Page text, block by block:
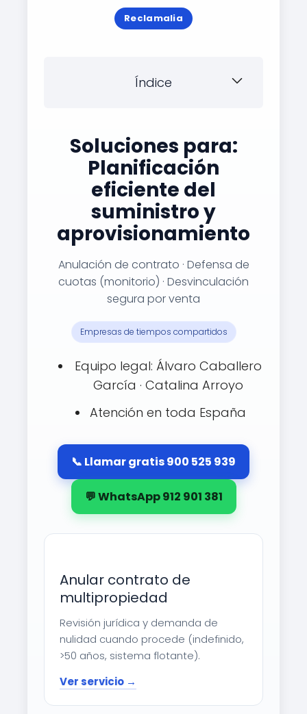
Reclamalia
Índice
Soluciones para:
Planificación
eficiente del
suministro y
aprovisionamiento
Anulación de contrato · Defensa de
cuotas (monitorio) · Desvinculación
segura por venta
Empresas de tiempos compartidos
Equipo legal: Álvaro Caballero
García · Catalina Arroyo
Atención en toda España
📞 Llamar gratis 900 525 939
💬 WhatsApp 912 901 381
Anular contrato de
multipropiedad
Revisión jurídica y demanda de
nulidad cuando procede (indefinido,
>50 años, sistema flotante).
Ver servicio →